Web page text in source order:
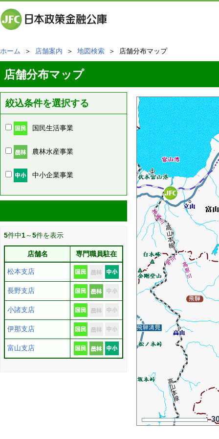
ホーム ＞ 店舗案内 ＞ 地図検索 ＞ 店舗分布マップ
店舗分布マップ
絞込条件を選択する
国民生活事業
農林水産事業
中小企業事業
5件中1～5件を表示
店舗名 専門職員駐在
松本支店
長野支店
小諸支店
伊那支店
富山支店